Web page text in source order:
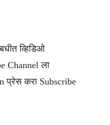
व्हिडिओ
Channel ला
प्रेस करा Subscribe